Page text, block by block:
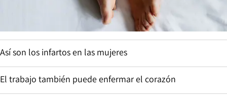
Así son los infartos en las mujeres
El trabajo también puede enfermar el corazón